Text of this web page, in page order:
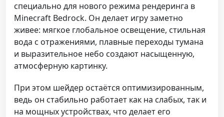
специально для нового режима рендеринга в
Minecraft Bedrock. Он делает игру заметно
живее: мягкое глобальное освещение, стильная
вода с отражениями, плавные переходы тумана
и выразительное небо создают насыщенную,
атмосферную картинку.
При этом шейдер остаётся оптимизированным,
ведь он стабильно работает как на слабых, так и
на мощных устройствах, что делает его